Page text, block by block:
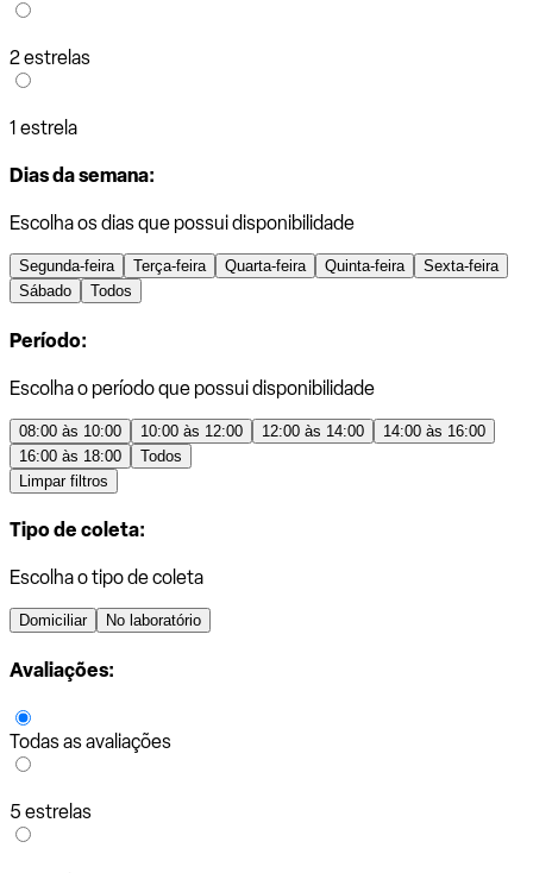
2 estrelas
1 estrela
Dias da semana:
Escolha os dias que possui disponibilidade
Segunda-feira Terça-feira Quarta-feira Quinta-feira
Sexta-feira
Sábado
Todos
Período:
Escolha o período que possui disponibilidade
08:00 às 10:00 10:00 às 12:00 12:00 às 14:00
14:00 às 16:00
16:00 às 18:00
Todos
Limpar filtros
Tipo de coleta:
Escolha o tipo de coleta
Domiciliar No laboratório
Avaliações:
Todas as avaliações
5 estrelas